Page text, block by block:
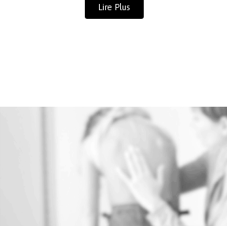
Lire Plus